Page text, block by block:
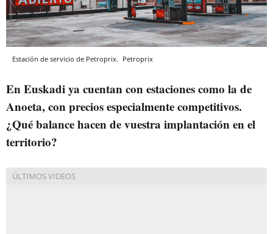
Estación de servicio de Petroprix. Petroprix
En Euskadi ya cuentan con estaciones como la de
Anoeta, con precios especialmente competitivos.
¿Qué balance hacen de vuestra implantación en el
territorio?